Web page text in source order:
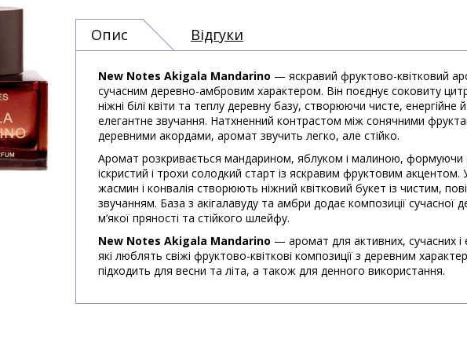
Опис Відгуки
New Notes Akigala Mandarino — яскравий фруктово-квітковий
сучасним деревно-амбровим характером. Він поєднує соковиту
ніжні білі квіти та теплу деревну базу, створюючи чисте, енергійне
елегантне звучання. Натхненний контрастом між сонячними
деревними акордами, аромат звучить легко, але стійко.
Аромат розкривається мандарином, яблуком і малиною, формуючи
іскристий і трохи солодкий старт із яскравим фруктовим акцентом.
жасмин і конвалія створюють ніжний квітковий букет із чистим,
звучанням. База з акігалавуду та амбри додає композиції сучасної
м’якої пряності та стійкого шлейфу.
New Notes Akigala Mandarino — аромат для активних, сучасних і
які люблять свіжі фруктово-квіткові композиції з деревним
підходить для весни та літа, а також для денного використання.